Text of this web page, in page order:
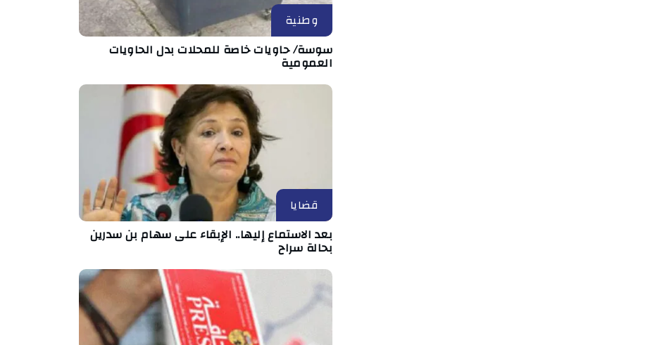
وطنية
سوسة/ حاويات خاصة للمحلات بدل الحاويات
العمومية
قضايا
بعد الاستماع إليها.. الإبقاء على سهام بن سدرين
بحالة سراح